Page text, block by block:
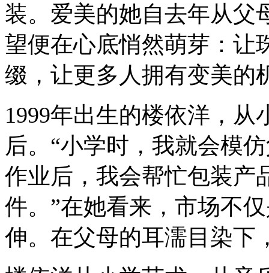
装。爱美的她自去年从父
望便在心底悄然萌芽：让
缀，让更多人拥有变美的
1999年出生的楼依洋，
后。“小学时，我就会模
作业后，我会帮忙包装产
件。”在她看来，市场不
伸。在父母的耳濡目染下